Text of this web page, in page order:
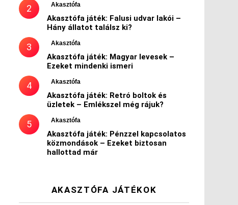
Akasztófa
Akasztófa játék: Falusi udvar lakói –
Hány állatot találsz ki?
Akasztófa
Akasztófa játék: Magyar levesek –
Ezeket mindenki ismeri
Akasztófa
Akasztófa játék: Retró boltok és
üzletek – Emlékszel még rájuk?
Akasztófa
Akasztófa játék: Pénzzel kapcsolatos
közmondások – Ezeket biztosan
hallottad már
AKASZTÓFA JÁTÉKOK